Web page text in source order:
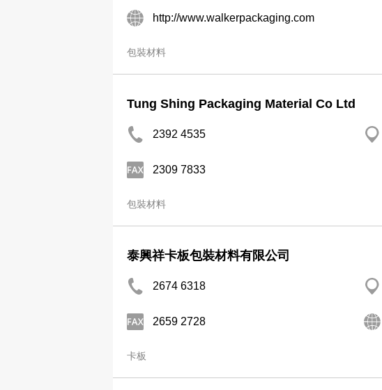
http://www.walkerpackaging.com
包裝材料
Tung Shing Packaging Material Co Ltd
2392 4535
2309 7833
包裝材料
泰興祥卡板包裝材料有限公司
2674 6318
2659 2728
卡板